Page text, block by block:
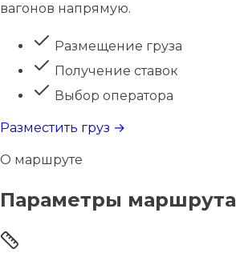
вагонов напрямую.
Размещение груза
Получение ставок
Выбор оператора
Разместить груз →
О маршруте
Параметры маршрута